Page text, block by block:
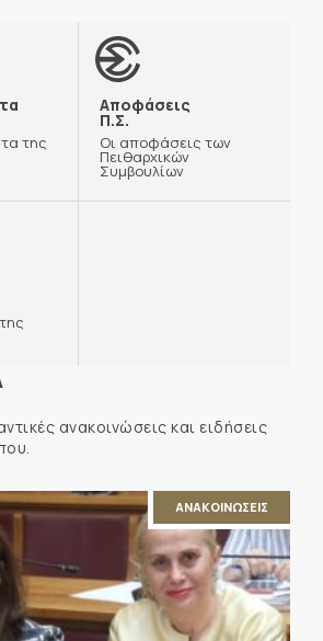
της
Αποφάσεις
Π.Σ.
Οι αποφάσεις των
Πειθαρχικών
Συμβουλίων
ανακοινώσεις και ειδήσεις
ΑΝΑΚΟΙΝΩΣΕΙΣ